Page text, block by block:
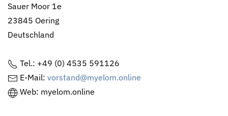
Sauer Moor 1e
23845 Oering
Deutschland
Tel.: +49 (0) 4535 591126
E-Mail: vorstand@myelom.online
Web: myelom.online